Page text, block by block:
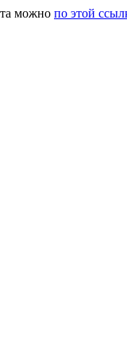
можно по этой